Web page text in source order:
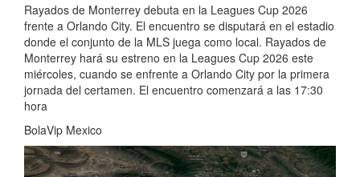
Rayados de Monterrey debuta en la Leagues Cup 2026
frente a Orlando City. El encuentro se disputará en el estadio
donde el conjunto de la MLS juega como local. Rayados de
Monterrey hará su estreno en la Leagues Cup 2026 este
miércoles, cuando se enfrente a Orlando City por la primera
jornada del certamen. El encuentro comenzará a las 17:30
hora
BolaVip Mexico